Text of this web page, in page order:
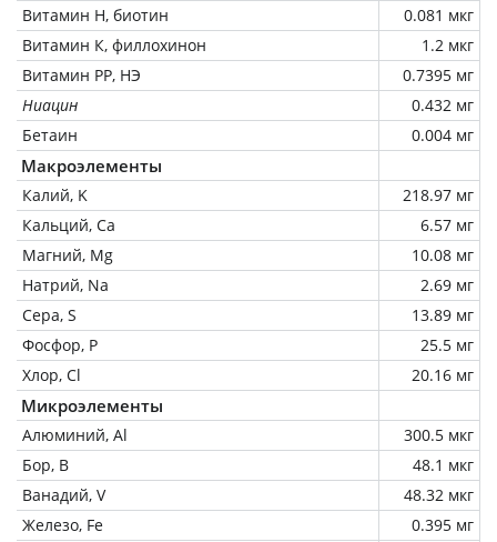
Витамин Н, биотин
0.081 мкг
Витамин К, филлохинон
1.2 мкг
Витамин РР, НЭ
0.7395 мг
Ниацин
0.432 мг
Бетаин
0.004 мг
Макроэлементы
Калий, K
218.97 мг
Кальций, Ca
6.57 мг
Магний, Mg
10.08 мг
Натрий, Na
2.69 мг
Сера, S
13.89 мг
Фосфор, P
25.5 мг
Хлор, Cl
20.16 мг
Микроэлементы
Алюминий, Al
300.5 мкг
Бор, B
48.1 мкг
Ванадий, V
48.32 мкг
Железо, Fe
0.395 мг